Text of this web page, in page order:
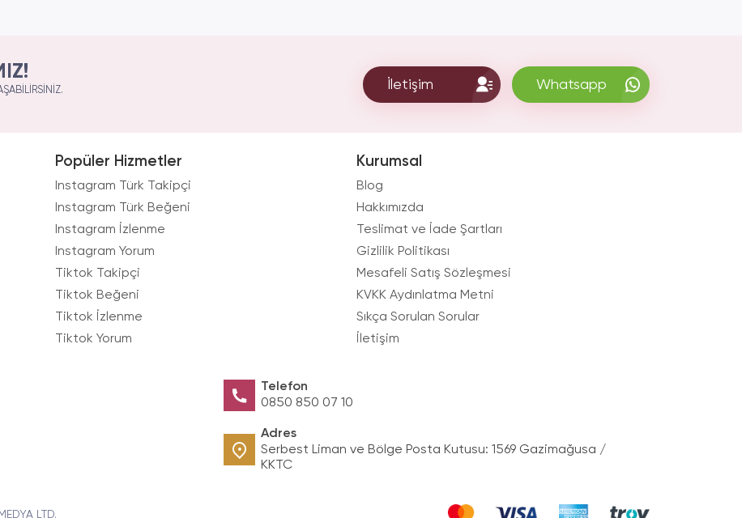
İletişim Whatsapp
Popüler Hizmetler
Instagram Türk Takipçi
Instagram Türk Beğeni
Instagram İzlenme
Instagram Yorum
Tiktok Takipçi
Tiktok Beğeni
Tiktok İzlenme
Tiktok Yorum
Kurumsal
Blog
Hakkımızda
Teslimat ve İade Şartları
Gizlilik Politikası
Mesafeli Satış Sözleşmesi
KVKK Aydınlatma Metni
Sıkça Sorulan Sorular
İletişim
Telefon
0850 850 07 10
Adres
Serbest Liman ve Bölge Posta Kutusu: 1569 Gazimağusa /
KKTC
LTD.